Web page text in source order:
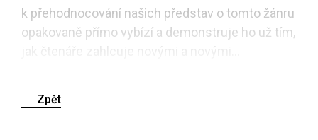
k přehodnocování našich představ o tomto žánru
opakovaně přímo vybízí a demonstruje ho už tím,
Zpět